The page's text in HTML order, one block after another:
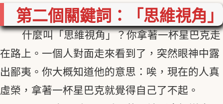
第二個關鍵詞：「思維視角」
什麼叫「思維視角」？你拿著一杯星巴克走
在路上。一個人對面走來看到了，突然眼神中露
出鄙夷。你大概知道他的意思：唉，現在的人真
虛榮，拿著一杯星巴克就覺得自己了不起。